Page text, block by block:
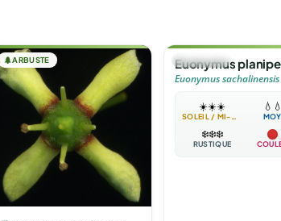
🌲ARBUSTE 🌲ARBUSTE
Euonymus
Euonymus sachalinensis
☀️☀️☀️
SOLEIL / MI-OMBRE
💧 💧
❄️❄️❄️
RUSTIQUE